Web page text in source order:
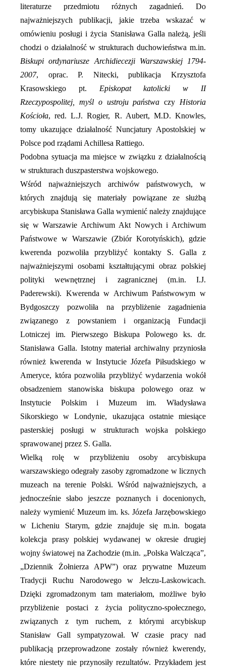
literaturze przedmiotu różnych zagadnień. Do
najważniejszych publikacji, jakie trzeba wskazać w
omówieniu posługi i życia Stanisława Galla należą, jeśli
chodzi o działalność w strukturach duchowieństwa m.in.
Biskupi ordynariusze Archidiecezji Warszawskiej 1794-
2007, oprac. P. Nitecki, publikacja Krzysztofa
Krasowskiego pt. Episkopat katolicki w II
Rzeczypospolitej, myśl o ustroju państwa czy Historia
Kościoła, red. L.J. Rogier, R. Aubert, M.D. Knowles,
tomy ukazujące działalność Nuncjatury Apostolskiej w
Polsce pod rządami Achillesa Rattiego.
Podobna sytuacja ma miejsce w związku z działalnością
w strukturach duszpasterstwa wojskowego.
Wśród najważniejszych archiwów państwowych, w
których znajdują się materiały powiązane ze służbą
arcybiskupa Stanisława Galla wymienić należy znajdujące
się w Warszawie Archiwum Akt Nowych i Archiwum
Państwowe w Warszawie (Zbiór Korotyńskich), gdzie
kwerenda pozwoliła przybliżyć kontakty S. Galla z
najważniejszymi osobami kształtującymi obraz polskiej
polityki wewnętrznej i zagranicznej (m.in. I.J.
Paderewski). Kwerenda w Archiwum Państwowym w
Bydgoszczy pozwoliła na przybliżenie zagadnienia
związanego z powstaniem i organizacją Fundacji
Lotniczej im. Pierwszego Biskupa Polowego ks. dr.
Stanisława Galla. Istotny materiał archiwalny przyniosła
również kwerenda w Instytucie Józefa Piłsudskiego w
Ameryce, która pozwoliła przybliżyć wydarzenia wokół
obsadzeniem stanowiska biskupa polowego oraz w
Instytucie Polskim i Muzeum im. Władysława
Sikorskiego w Londynie, ukazująca ostatnie miesiące
pasterskiej posługi w strukturach wojska polskiego
sprawowanej przez S. Galla.
Wielką rolę w przybliżeniu osoby arcybiskupa
warszawskiego odegrały zasoby zgromadzone w licznych
muzeach na terenie Polski. Wśród najważniejszych, a
jednocześnie słabo jeszcze poznanych i docenionych,
należy wymienić Muzeum im. ks. Józefa Jarzębowskiego
w Licheniu Starym, gdzie znajduje się m.in. bogata
kolekcja prasy polskiej wydawanej w okresie drugiej
wojny światowej na Zachodzie (m.in. „Polska Walcząca”,
„Dziennik Żołnierza APW”) oraz prywatne Muzeum
Tradycji Ruchu Narodowego w Jelczu-Laskowicach.
Dzięki zgromadzonym tam materiałom, możliwe było
przybliżenie postaci z życia polityczno-społecznego,
związanych z tym ruchem, z którymi arcybiskup
Stanisław Gall sympatyzował. W czasie pracy nad
publikacją przeprowadzone zostały również kwerendy,
które niestety nie przynosiły rezultatów. Przykładem jest